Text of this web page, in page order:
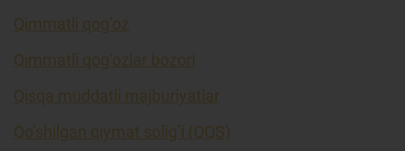
Qimmatli qog’oz
Qimmatli qog’ozlar bozori
Qisqa muddatli majburiyatlar
Qo’shilgan qiymat solig’i (QQS)